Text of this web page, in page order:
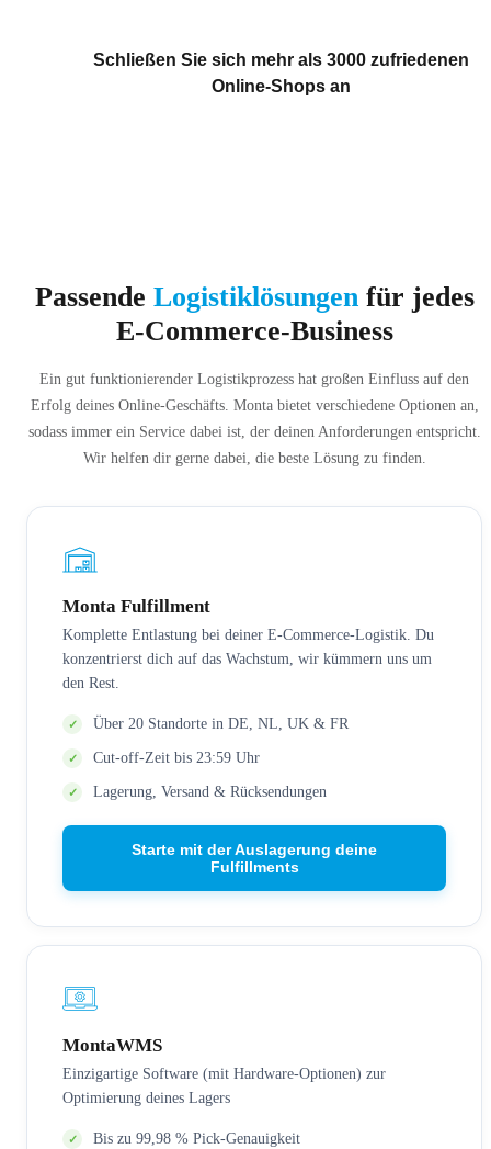
Schließen Sie sich mehr als 3000 zufriedenen
Online-Shops an
Passende Logistiklösungenfür jedes
E-Commerce-Business
Ein gut funktionierender Logistikprozess hat großen Einfluss auf den
Erfolg deines Online-Geschäfts. Monta bietet verschiedene Optionen an,
sodass immer ein Service dabei ist, der deinen Anforderungen entspricht.
Wir helfen dir gerne dabei, die beste Lösung zu finden.
Monta Fulfillment
Komplette Entlastung bei deiner E-Commerce-Logistik. Du
konzentrierst dich auf das Wachstum, wir kümmern uns um
den Rest.
Über 20 Standorte in DE, NL, UK & FR
Cut-off-Zeit bis 23:59 Uhr
Lagerung, Versand & Rücksendungen
Starte mit der Auslagerung deine
Fulfillments
MontaWMS
Einzigartige Software (mit Hardware-Optionen) zur
Optimierung deines Lagers
Bis zu 99,98 % Pick-Genauigkeit